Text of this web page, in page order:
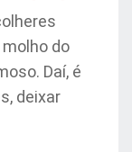
do
Daí, é
deixar